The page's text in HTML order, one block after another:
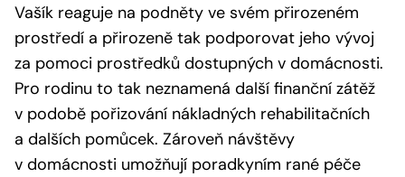
Vašík reaguje na podněty ve svém přirozeném
prostředí a přirozeně tak podporovat jeho vývoj
za pomoci prostředků dostupných v domácnosti.
Pro rodinu to tak neznamená další finanční zátěž
v podobě pořizování nákladných rehabilitačních
a dalších pomůcek. Zároveň návštěvy
v domácnosti umožňují poradkyním rané péče